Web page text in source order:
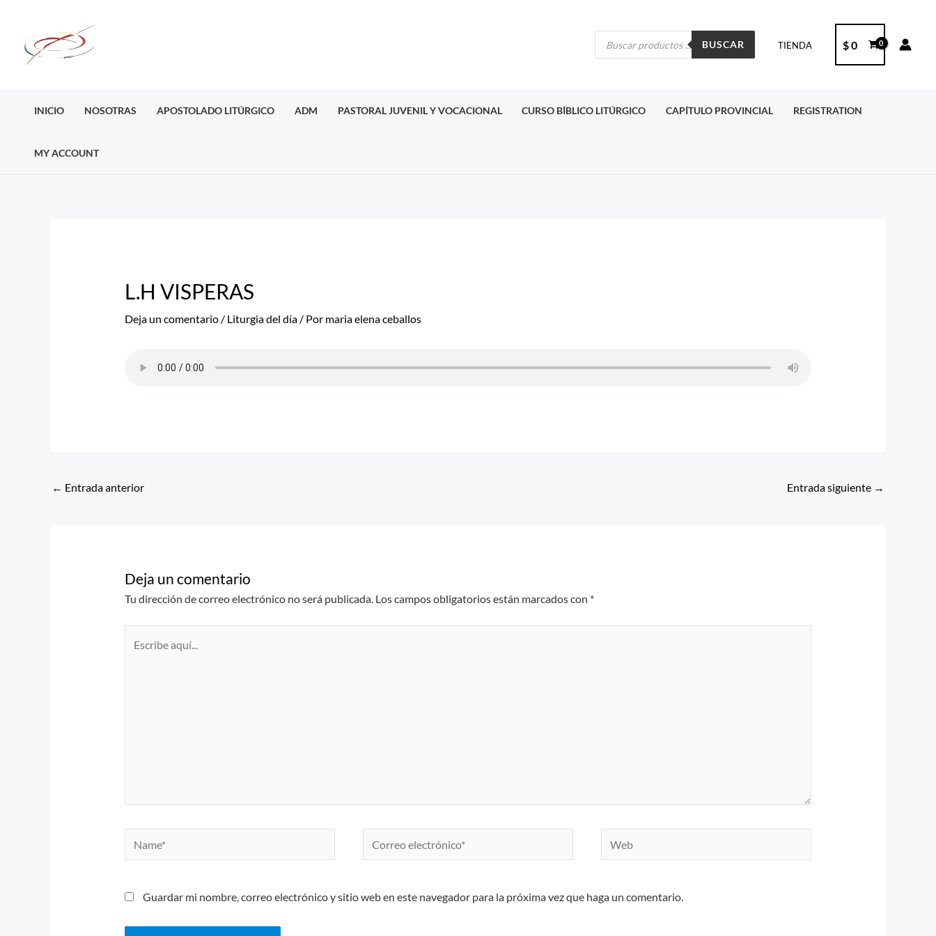
contenido
Búsqueda
productos
BUSCAR TIENDA $0
INICIO NOSOTRAS APOSTOLADO LITÚRGICO ADM PASTORAL JUVENIL Y VOCACIONAL CURSO BÍBLICO LITÚRGICO CAPÍTULO PROVINCIAL REGISTRATION
MY ACCOUNT
L.H VISPERAS
Deja un comentario / Liturgia del día/ Por maria elena ceballos
← Entrada anterior Entrada siguiente →
Deja un comentario
Tu dirección de correo electrónico no será publicada. Los campos obligatorios están marcados con *
Name*
Correo
electrónico*
Web
Guardar mi nombre, correo electrónico y sitio web en este navegador para la próxima vez que haga un comentario.